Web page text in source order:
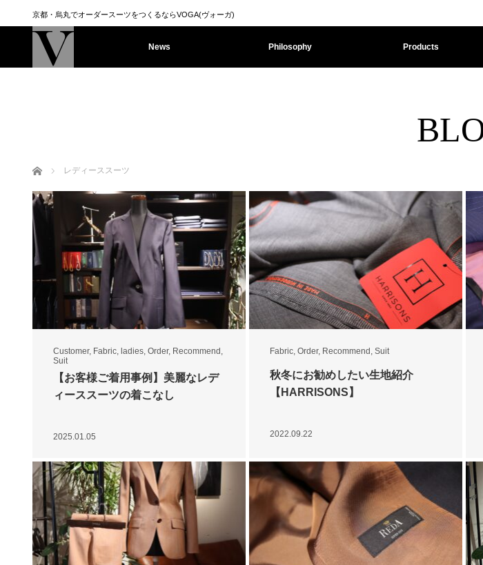
京都・烏丸でオーダースーツをつくるならVOGA(ヴォーガ)
News Philosophy Products
ホーム レディーススーツ
Customer, Fabric, ladies, Order, Recommend ,
Suit
【お客様ご着用事例】美麗なレデ
ィーススーツの着こなし
2025.01.05
Fabric, Order, Recommend , Suit
秋冬にお勧めしたい生地紹介
【HARRISONS】
2022.09.22